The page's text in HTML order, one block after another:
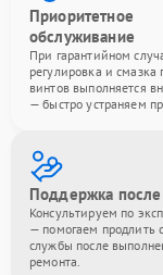
Приоритетное
обслуживание
При гарантийном
регулировка и
винтов выполняется
— быстро устраняем
Поддержка после
Консультируем по
— помогаем продлить
службы после
ремонта.